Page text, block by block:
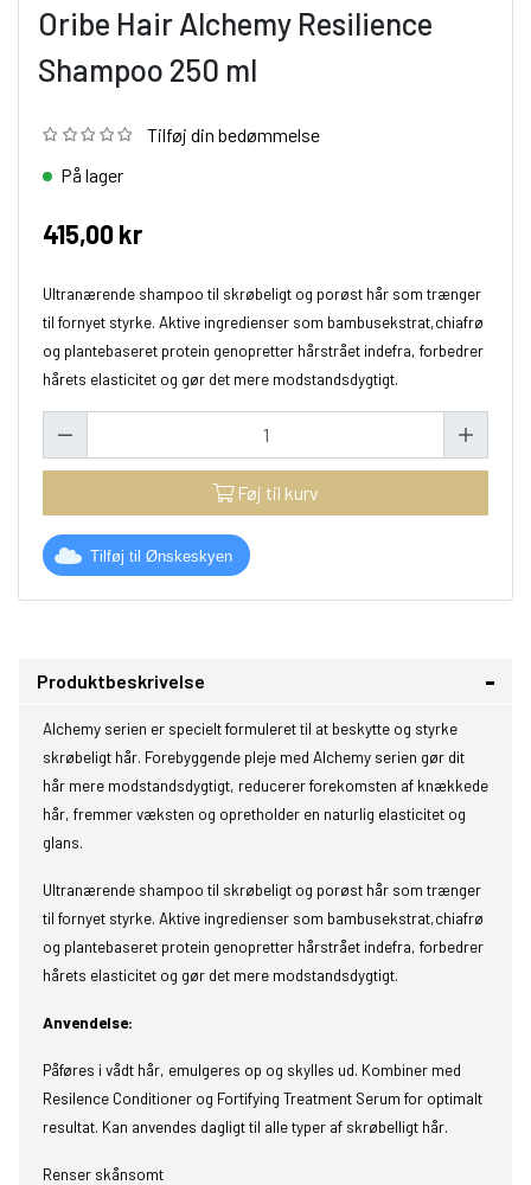
Oribe Hair Alchemy Resilience
Shampoo 250 ml
Tilføj din bedømmelse
På lager
415,00 kr
Ultranærende shampoo til skrøbeligt og porøst hår som trænger
til fornyet styrke. Aktive ingredienser som bambusekstrat,chiafrø
og plantebaseret protein genopretter hårstrået indefra, forbedrer
hårets elasticitet og gør det mere modstandsdygtigt.
Føj til kurv
Tilføj til Ønskeskyen
Produktbeskrivelse
Alchemy serien er specielt formuleret til at beskytte og styrke
skrøbeligt hår. Forebyggende pleje med Alchemy serien gør dit
hår mere modstandsdygtigt, reducerer forekomsten af knækkede
hår, fremmer væksten og opretholder en naturlig elasticitet og
glans.
Ultranærende shampoo til skrøbeligt og porøst hår som trænger
til fornyet styrke. Aktive ingredienser som bambusekstrat,chiafrø
og plantebaseret protein genopretter hårstrået indefra, forbedrer
hårets elasticitet og gør det mere modstandsdygtigt.
Anvendelse:
Påføres i vådt hår, emulgeres op og skylles ud. Kombiner med
Resilence Conditioner og Fortifying Treatment Serum for optimalt
resultat. Kan anvendes dagligt til alle typer af skrøbelligt hår.
Renser skånsomt